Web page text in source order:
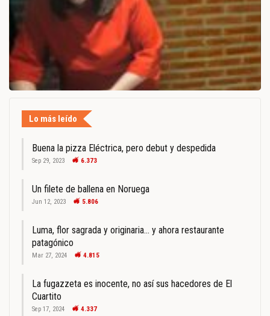
Lo más leído
Buena la pizza Eléctrica, pero debut y despedida
Sep 29, 2023 6.373
Un filete de ballena en Noruega
Jun 12, 2023 5.806
Luma, flor sagrada y originaria… y ahora restaurante
patagónico
Mar 27, 2024 4.815
La fugazzeta es inocente, no así sus hacedores de El
Cuartito
Sep 17, 2024 4.337